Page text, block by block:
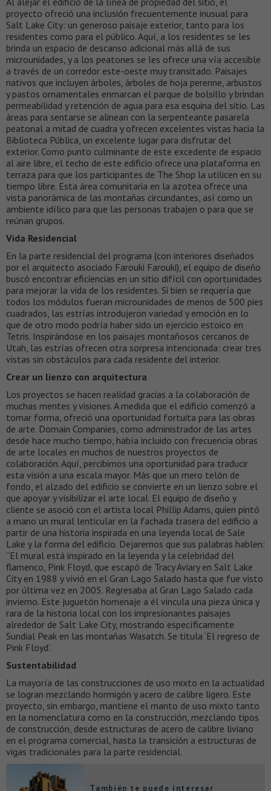
proyecto ofreció una inclusión frecuentemente inusual para
Salt Lake City: un generoso paisaje exterior, tanto para los
residentes como para el público. Aquí, a los residentes se les
brinda un espacio de descanso adicional más allá de sus
microunidades, y a los peatones se les ofrece una vía accesible
a través de un corredor este-oeste muy transitado. Paisajes
nativos que incluyen árboles, árboles de hoja perenne, arbustos
y pastos ornamentales enmarcan el parque de bolsillo y brindan
permeabilidad y retención de agua para esa esquina del sitio. Las
áreas para sentarse se alinean con la serpenteante pasarela
peatonal a mitad de cuadra y ofrecen excelentes vistas hacia la
Biblioteca Pública, un excelente lugar para disfrutar del
exterior. Como punto culminante de este excedente de espacio
al aire libre, el techo de este edificio ofrece una plataforma en
terraza para que los participantes de The Shop la utilicen en su
tiempo libre. Esta área comunitaria en la azotea ofrece una
vista panorámica de las montañas circundantes, así como un
ambiente idílico para que las personas trabajen o para que se
reúnan grupos.
Vida Residencial
En la parte residencial del programa (con interiores diseñados
por el arquitecto asociado Farouki Farouki), el equipo de diseño
buscó encontrar eficiencias en un sitio difícil con oportunidades
para mejorar la vida de los residentes. Si bien se requería que
todos los módulos fueran microunidades de menos de 500 pies
cuadrados, las estrías introdujeron variedad y emoción en lo
que de otro modo podría haber sido un ejercicio estoico en
Tetris. Inspirándose en los paisajes montañosos cercanos de
Utah, las estrías ofrecen otra sorpresa intencionada: crear tres
vistas sin obstáculos para cada residente del interior.
Crear un lienzo con arquitectura
Los proyectos se hacen realidad gracias a la colaboración de
muchas mentes y visiones. A medida que el edificio comenzó a
tomar forma, ofreció una oportunidad fortuita para las obras
de arte. Domain Companies, como administrador de las artes
desde hace mucho tiempo, había incluido con frecuencia obras
de arte locales en muchos de nuestros proyectos de
colaboración. Aquí, percibimos una oportunidad para traducir
esta visión a una escala mayor. Más que un mero telón de
fondo, el alzado del edificio se convierte en un lienzo sobre el
que apoyar y visibilizar el arte local. El equipo de diseño y
cliente se asoció con el artista local Phillip Adams, quien pintó
a mano un mural lenticular en la fachada trasera del edificio a
partir de una historia inspirada en una leyenda local de Sale
Lake y la forma del edificio. Dejaremos que sus palabras hablen:
“El mural está inspirado en la leyenda y la celebridad del
flamenco, Pink Floyd, que escapó de Tracy Aviary en Salt Lake
City en 1988 y vivió en el Gran Lago Salado hasta que fue visto
por última vez en 2005. Regresaba al Gran Lago Salado cada
invierno. Este juguetón homenaje a él vincula una pieza única y
rara de la historia local con los impresionantes paisajes
alrededor de Salt Lake City, mostrando específicamente
Sundial Peak en las montañas Wasatch. Se titula ‘El regreso de
Pink Floyd’.
Sustentabilidad
La mayoría de las construcciones de uso mixto en la actualidad
se logran mezclando hormigón y acero de calibre ligero. Este
proyecto, sin embargo, mantiene el manto de uso mixto tanto
en la nomenclatura como en la construcción, mezclando tipos
de construcción, desde estructuras de acero de calibre liviano
en el programa comercial, hasta la transición a estructuras de
vigas tradicionales para la parte residencial.
También te puede interesar